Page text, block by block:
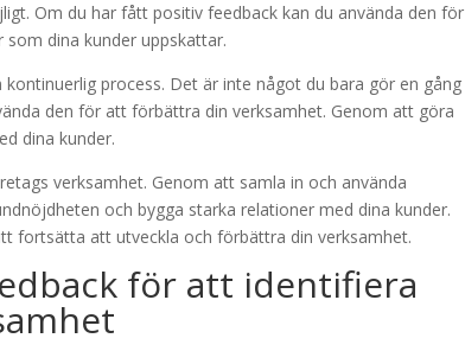
Om du har fått positiv feedback kan du använda den för
dina kunder uppskattar.
process. Det är inte något du bara gör en gång
den för att förbättra din verksamhet. Genom att göra
dina kunder.
verksamhet. Genom att samla in och använda
och bygga starka relationer med dina kunder.
fortsätta att utveckla och förbättra din verksamhet.
för att identifiera